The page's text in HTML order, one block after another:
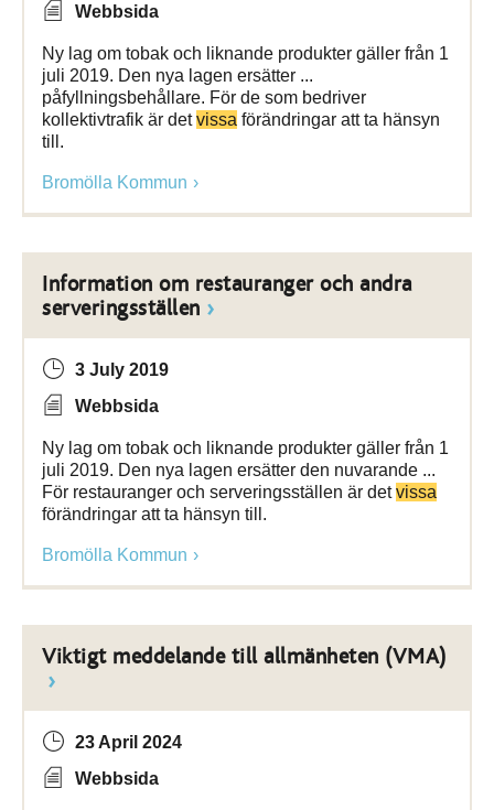
Webbsida
Ny lag om tobak och liknande produkter gäller från 1
juli 2019. Den nya lagen ersätter ...
påfyllningsbehållare. För de som bedriver
kollektivtrafik är detvissa förändringar att ta hänsyn
till.
Bromölla Kommun
Information om restauranger och andra
serveringsställen
3 July 2019
Webbsida
Ny lag om tobak och liknande produkter gäller från 1
juli 2019. Den nya lagen ersätter den nuvarande ...
För restauranger och serveringsställen är detvissa
förändringar att ta hänsyn till.
Bromölla Kommun
Viktigt meddelande till allmänheten (VMA)
23 April 2024
Webbsida